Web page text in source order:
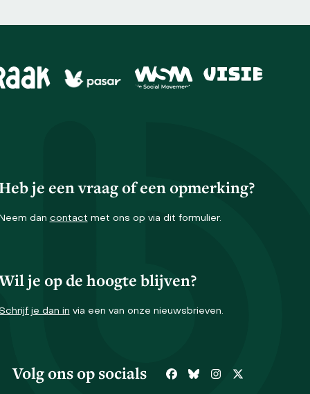
je een vraag of een opmerking?
dan contact met ons op via dit formulier.
je op de hoogte blijven?
je dan in via een van onze nieuwsbrieven.
Volg ons op socials Facebook
BlueskyInstagram
Twitter